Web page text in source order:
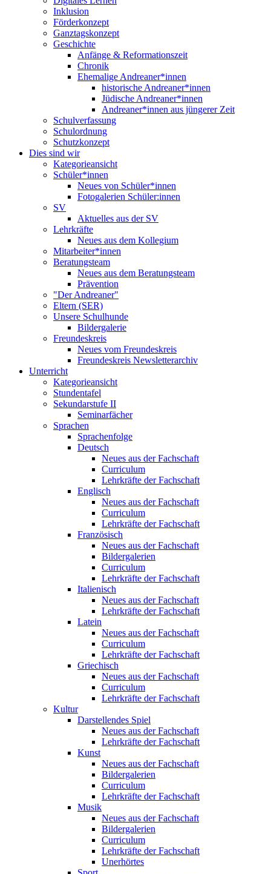
Inklusion
Förderkonzept
Ganztagskonzept
Geschichte
Anfänge & Reformationszeit
Chronik
Ehemalige Andreaner*innen
historische Andreaner*innen
Jüdische Andreaner*innen
Andreaner*innen aus jüngerer Zeit
Schulverfassung
Schulordnung
Schutzkonzept
Dies sind wir
Kategorieansicht
Schüler*innen
Neues von Schüler*innen
Fotogalerien Schüler:innen
SV
Aktuelles aus der SV
Lehrkräfte
Neues aus dem Kollegium
Mitarbeiter*innen
Beratungsteam
Neues aus dem Beratungsteam
Prävention
"Der Andreaner"
Eltern (SER)
Unsere Schulhunde
Bildergalerie
Freundeskreis
Neues vom Freundeskreis
Freundeskreis Newsletterarchiv
Unterricht
Kategorieansicht
Stundentafel
Sekundarstufe II
Seminarfächer
Sprachen
Sprachenfolge
Deutsch
Neues aus der Fachschaft
Curriculum
Lehrkräfte der Fachschaft
Englisch
Neues aus der Fachschaft
Curriculum
Lehrkräfte der Fachschaft
Französisch
Neues aus der Fachschaft
Bildergalerien
Curriculum
Lehrkräfte der Fachschaft
Italienisch
Neues aus der Fachschaft
Lehrkräfte der Fachschaft
Latein
Neues aus der Fachschaft
Curriculum
Lehrkräfte der Fachschaft
Griechisch
Neues aus der Fachschaft
Curriculum
Lehrkräfte der Fachschaft
Kultur
Darstellendes Spiel
Neues aus der Fachschaft
Lehrkräfte der Fachschaft
Kunst
Neues aus der Fachschaft
Bildergalerien
Curriculum
Lehrkräfte der Fachschaft
Musik
Neues aus der Fachschaft
Bildergalerien
Curriculum
Lehrkräfte der Fachschaft
Unerhörtes